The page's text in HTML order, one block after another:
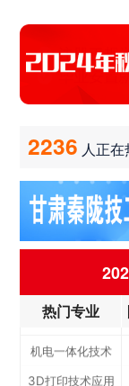
2236 人正在
热门专业
电梯工程技术
工业机器人运维
烹饪(中西式面点)
烹饪(中式烹调)
化工工艺
机电一体化技术
3D打印技术应用